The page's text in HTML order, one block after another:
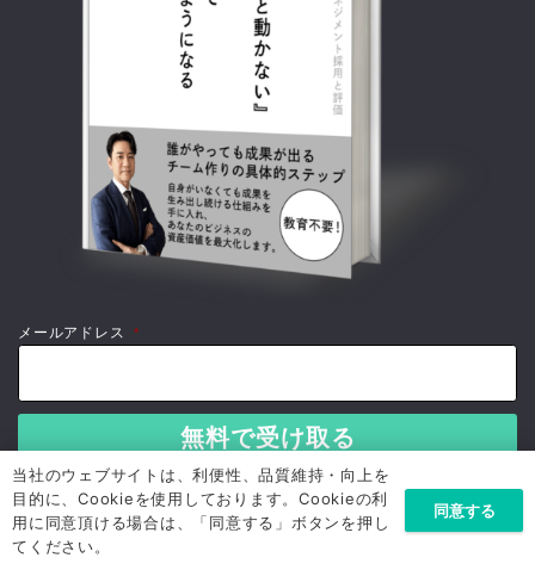
メールアドレス *
当社のウェブサイトは、利便性、品質維持・向上を
目的に、Cookieを使用しております。Cookieの利
用に同意頂ける場合は、「同意する」ボタンを押し
てください。
同意する